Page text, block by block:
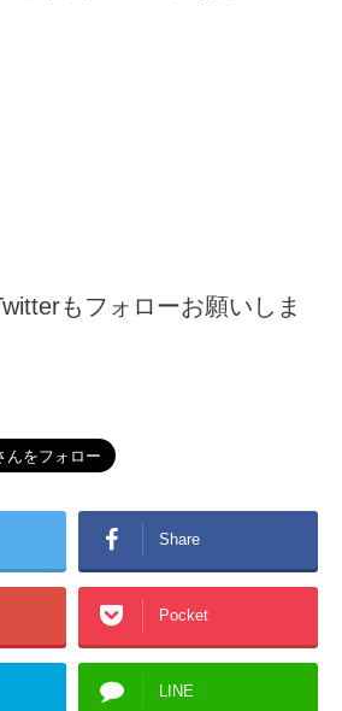
もフォローお願いしま
Share
Pocket
LINE